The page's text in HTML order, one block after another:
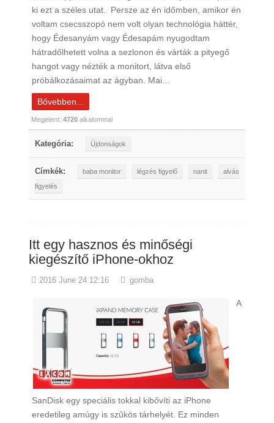
ki ezt a széles utat. Persze az én időmben, amikor én
voltam csecsszopó nem volt olyan technológia háttér,
hogy Édesanyám vagy Édesapám nyugodtam
hátradőlhetett volna a sezlonon és várták a pityegő
hangot vagy nézték a monitort, látva első
próbálkozásaimat az ágyban. Mai…
Bővebben...
Megjelent: 4720alkalommal
Kategória: Újdonságok
Címkék: baba monitor légzés figyelő nanit
alvás
figyelés
Itt egy hasznos és minőségi
kiegészítő iPhone-okhoz
2016 June 24 12:16 gomba
A
SanDisk egy speciális tokkal kibővíti az iPhone
eredetileg amúgy is szűkös tárhelyét. Ez minden